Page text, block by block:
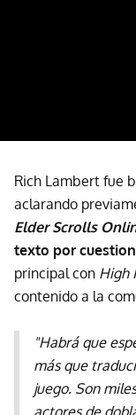
Rich Lambert fue
aclarando
Elder Scrolls
texto por
principal con High
contenido a la
"Habrá que
más que
juego. Son
actores de